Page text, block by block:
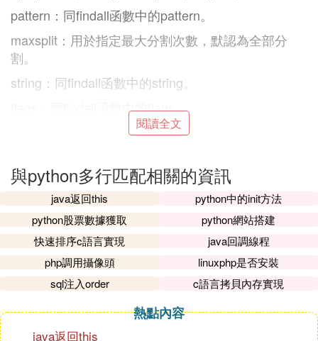
pattern：同findall函數中的pattern。
maxsplit：用於指定最大分割次數，默認為全部分
割。
string：同findall函數中的string。
flags：同findall函數中的flags。
以上就是本次分享的全部內容了，不知大家對我講述
腦筋急轉彎：有人想喝點牛奶解渴，卻一命嗚呼了，
為什麼？
Ⅱ 強烈推薦！Python 這個寶藏庫 re 正則匹
配
Python 的 re 模塊（Regular Expression 正則表達
式）提供各種正則表達式的匹配操作。
閱讀全文
與python多行匹配相關的資訊
java返回this
python中的init方法
python股票數據獲取
python網站搭建
快速排序c語言實現
java回調線程
php調用攝像頭
linuxphp是否安裝
sql注入order
c語言拷貝內存實現
熱點內容
java返回this